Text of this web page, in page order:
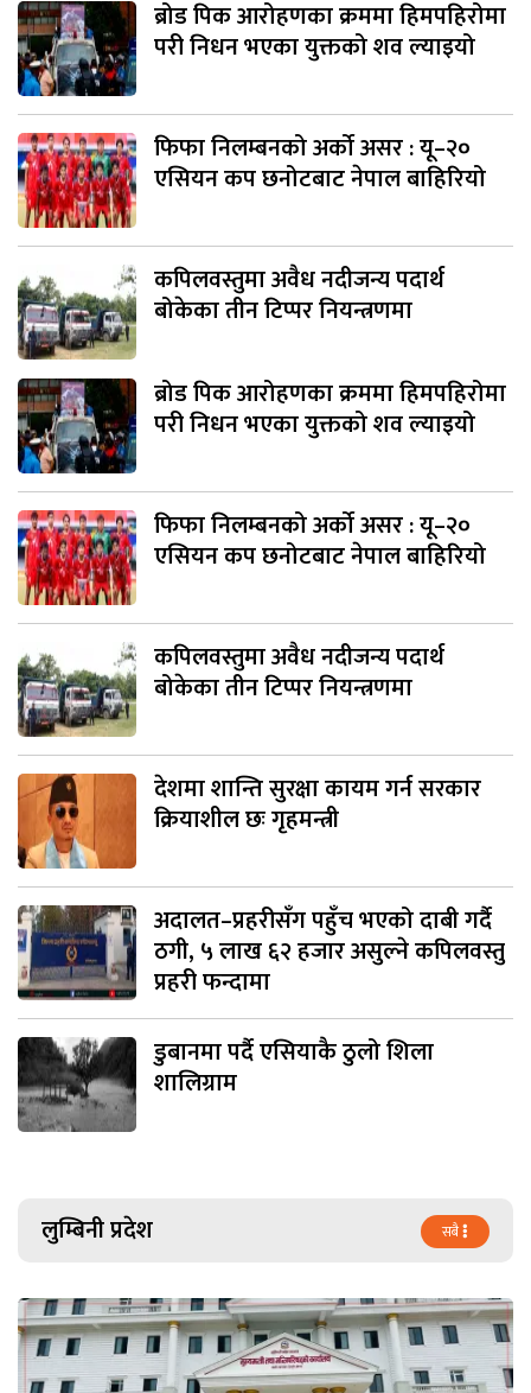
ब्रोड पिक आरोहणका क्रममा हिमपहिरोमा
परी निधन भएका युक्तको शव ल्याइयो
फिफा निलम्बनको अर्को असर : यू–२०
एसियन कप छनोटबाट नेपाल बाहिरियो
कपिलवस्तुमा अवैध नदीजन्य पदार्थ
बोकेका तीन टिप्पर नियन्त्रणमा
ब्रोड पिक आरोहणका क्रममा हिमपहिरोमा
परी निधन भएका युक्तको शव ल्याइयो
फिफा निलम्बनको अर्को असर : यू–२०
एसियन कप छनोटबाट नेपाल बाहिरियो
कपिलवस्तुमा अवैध नदीजन्य पदार्थ
बोकेका तीन टिप्पर नियन्त्रणमा
देशमा शान्ति सुरक्षा कायम गर्न सरकार
क्रियाशील छः गृहमन्त्री
अदालत–प्रहरीसँग पहुँच भएको दाबी गर्दै
ठगी, ५ लाख ६२ हजार असुल्ने कपिलवस्तु
प्रहरी फन्दामा
डुबानमा पर्दै एसियाकै ठुलो शिला
शालिग्राम
लुम्बिनी प्रदेश सबै